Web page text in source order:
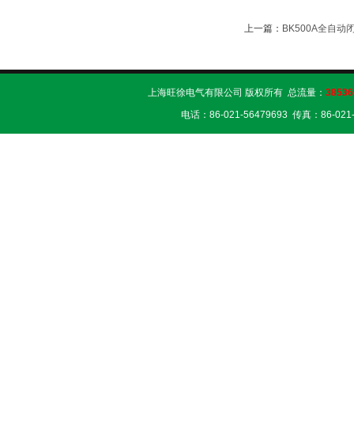
上一篇： BK500A全自动
上海旺徐电气有限公司 版权所有 总流量：
电话：86-021-56479693 传真：86-